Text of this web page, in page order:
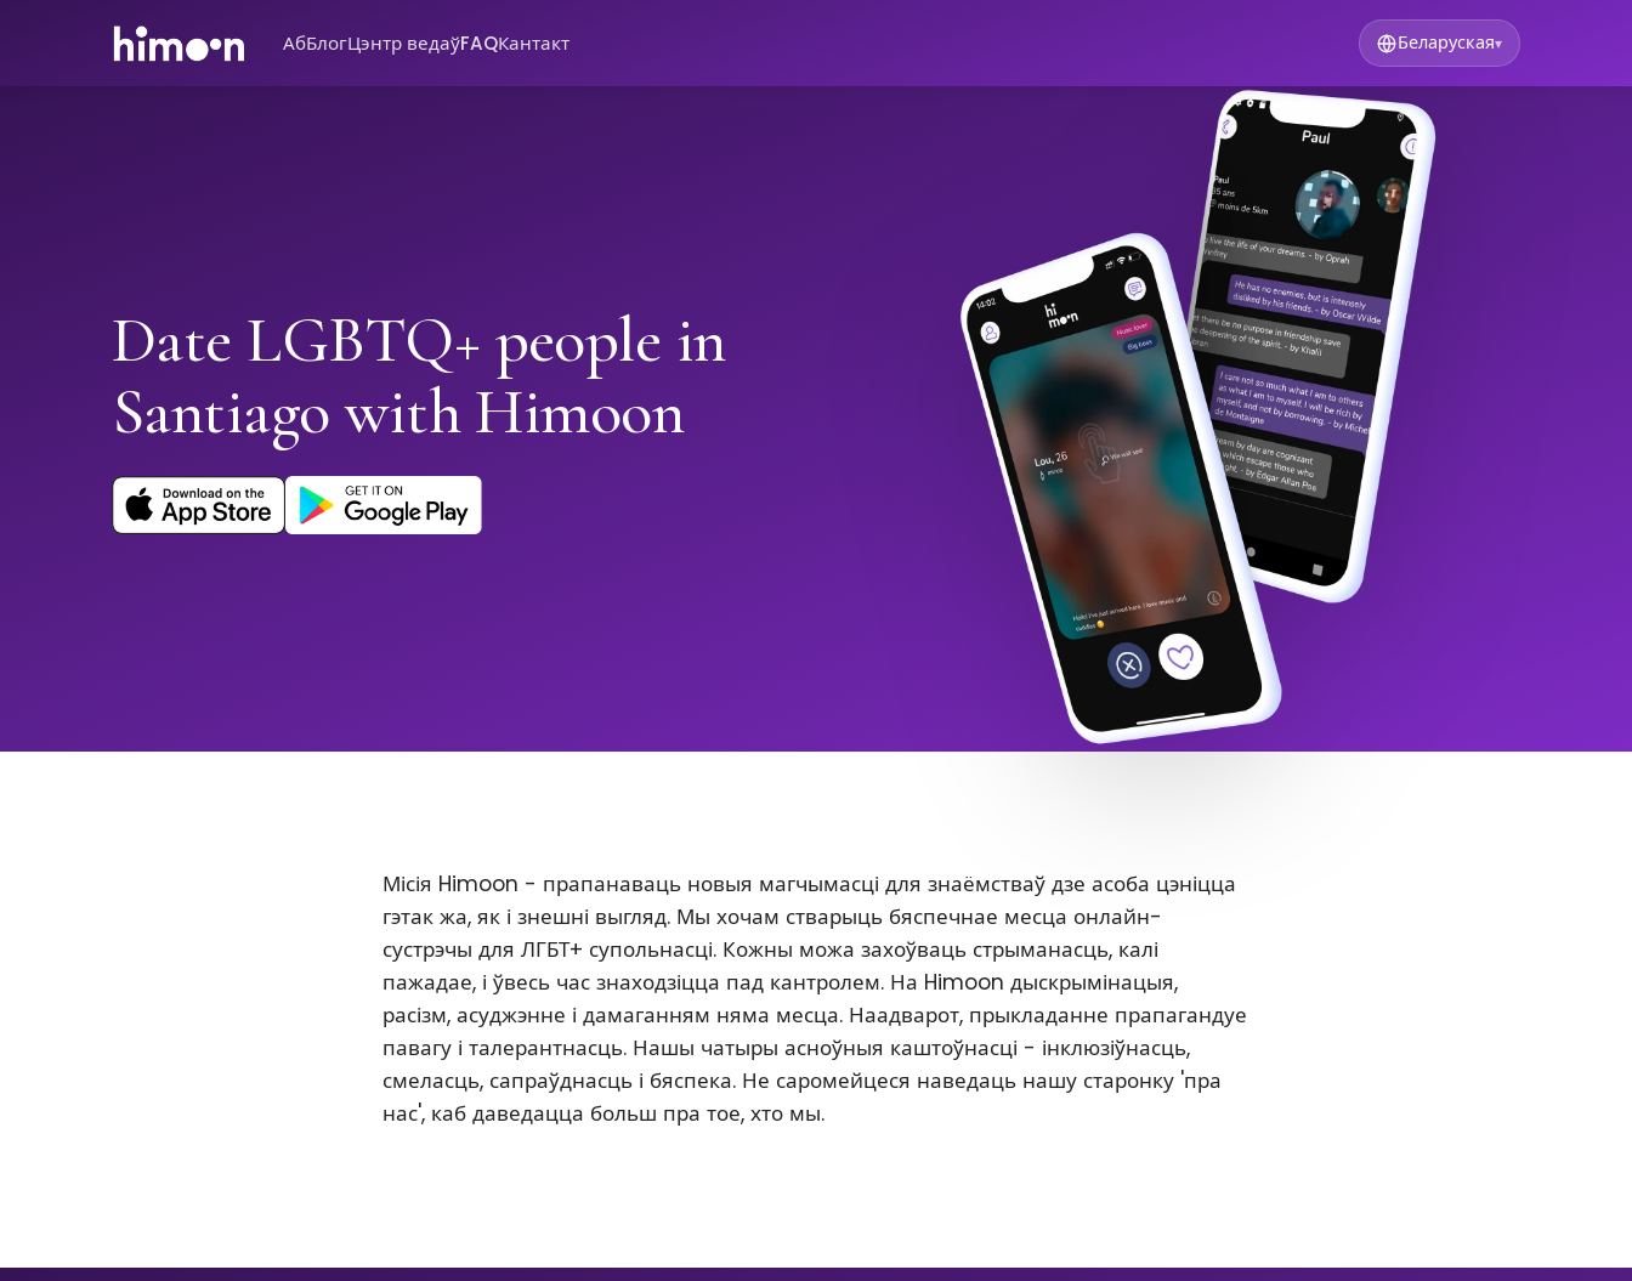
АбБлогЦэнтр ведаўFAQКантакт Беларуская▾
Date LGBTQ+ people in
Santiago with Himoon
Місія Himoon - прапанаваць новыя магчымасці для знаёмстваў дзе асоба цэніцца
гэтак жа, як і знешні выгляд. Мы хочам стварыць бяспечнае месца онлайн-
сустрэчы для ЛГБТ+ супольнасці. Кожны можа захоўваць стрыманасць, калі
пажадае, і ўвесь час знаходзіцца пад кантролем. На Himoon дыскрымінацыя,
расізм, асуджэнне і дамаганням няма месца. Наадварот, прыкладанне прапагандуе
павагу і талерантнасць. Нашы чатыры асноўныя каштоўнасці - інклюзіўнасць,
смеласць, сапраўднасць і бяспека. Не саромейцеся наведаць нашу старонку 'пра
нас', каб даведацца больш пра тое, хто мы.